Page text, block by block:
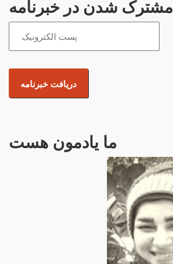
مشترک شدن در خبرنامه
ما یادمون هست